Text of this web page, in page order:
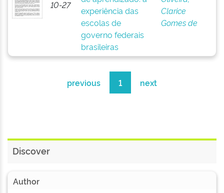
10-27
experiência das
escolas de
governo federais
brasileiras
Clarice
Gomes de
previous 1 next
Discover
Author